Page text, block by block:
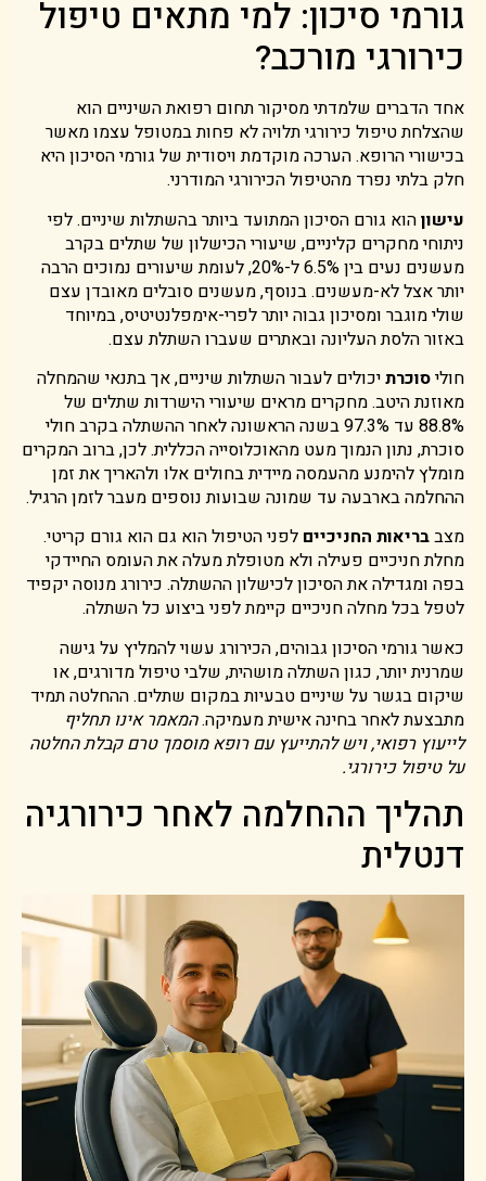
גורמי סיכון: למי מתאים טיפול
כירורגי מורכב?
אחד הדברים שלמדתי מסיקור תחום רפואת השיניים הוא
שהצלחת טיפול כירורגי תלויה לא פחות במטופל עצמו מאשר
בכישורי הרופא. הערכה מוקדמת ויסודית של גורמי הסיכון היא
חלק בלתי נפרד מהטיפול הכירורגי המודרני.
עישוןהוא גורם הסיכון המתועד ביותר בהשתלות שיניים. לפי
ניתוחי מחקרים קליניים, שיעורי הכישלון של שתלים בקרב
מעשנים נעים בין 6.5% ל-20%, לעומת שיעורים נמוכים הרבה
יותר אצל לא-מעשנים. בנוסף, מעשנים סובלים מאובדן עצם
שולי מוגבר ומסיכון גבוה יותר לפרי-אימפלנטיטיס, במיוחד
באזור הלסת העליונה ובאתרים שעברו השתלת עצם.
חוליסוכרתיכולים לעבור השתלות שיניים, אך בתנאי שהמחלה
מאוזנת היטב. מחקרים מראים שיעורי הישרדות שתלים של
88.8% עד 97.3% בשנה הראשונה לאחר ההשתלה בקרב חולי
סוכרת, נתון הנמוך מעט מהאוכלוסייה הכללית. לכן, ברוב המקרים
מומלץ להימנע מהעמסה מיידית בחולים אלו ולהאריך את זמן
ההחלמה בארבעה עד שמונה שבועות נוספים מעבר לזמן הרגיל.
מצבבריאות החניכיים לפני הטיפול הוא גם הוא גורם קריטי.
מחלת חניכיים פעילה ולא מטופלת מעלה את העומס החיידקי
בפה ומגדילה את הסיכון לכישלון ההשתלה. כירורג מנוסה יקפיד
לטפל בכל מחלה חניכיים קיימת לפני ביצוע כל השתלה.
כאשר גורמי הסיכון גבוהים, הכירורג עשוי להמליץ על גישה
שמרנית יותר, כגון השתלה מושהית, שלבי טיפול מדורגים, או
שיקום בגשר על שיניים טבעיות במקום שתלים. ההחלטה תמיד
מתבצעת לאחר בחינה אישית מעמיקה.המאמר אינו תחליף
לייעוץ רפואי, ויש להתייעץ עם רופא מוסמך טרם קבלת החלטה
על טיפול כירורגי.
תהליך ההחלמה לאחר כירורגיה
דנטלית